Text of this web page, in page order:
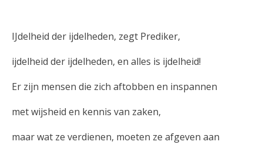
IJdelheid der ijdelheden, zegt Prediker,
ijdelheid der ijdelheden, en alles is ijdelheid!
Er zijn mensen die zich aftobben en inspannen
met wijsheid en kennis van zaken,
maar wat ze verdienen, moeten ze afgeven aan